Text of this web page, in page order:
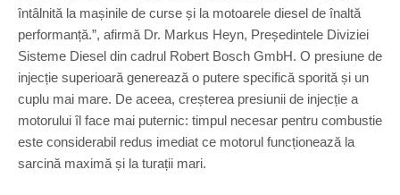
întâlnită la mașinile de curse și la motoarele diesel de înaltă
performanță.”, afirmă Dr. Markus Heyn, Președintele Diviziei
Sisteme Diesel din cadrul Robert Bosch GmbH. O presiune de
injecție superioară generează o putere specifică sporită și un
cuplu mai mare. De aceea, creșterea presiunii de injecție a
motorului îl face mai puternic: timpul necesar pentru combustie
este considerabil redus imediat ce motorul funcționează la
sarcină maximă și la turații mari.